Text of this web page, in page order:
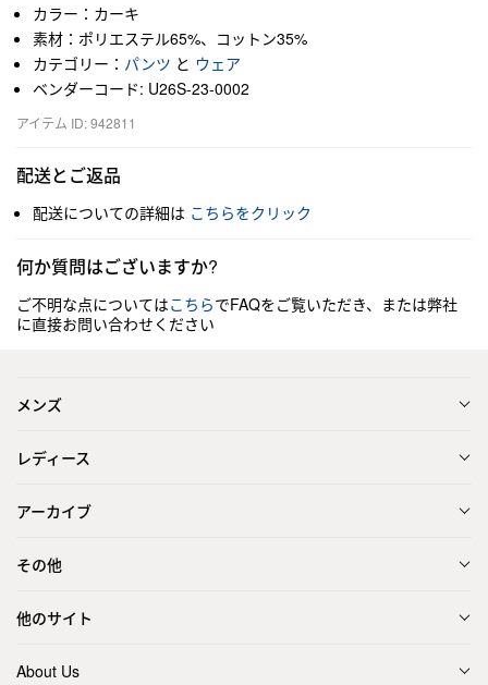
カラー：カーキ
素材：ポリエステル65%、コットン35%
カテゴリー： パンツ と ウェア
ベンダーコード: U26S-23-0002
アイテム ID: 942811
配送とご返品
配送についての詳細は こちらをクリック
何か質問はございますか?
ご不明な点についてはこちらでFAQをご覧いただき、または弊社
に直接お問い合わせください
メンズ
レディース
アーカイブ
その他
他のサイト
About Us